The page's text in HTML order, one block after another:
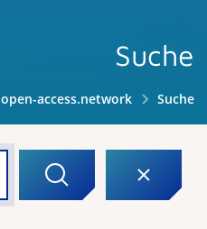
Suche
open-access.network Suche